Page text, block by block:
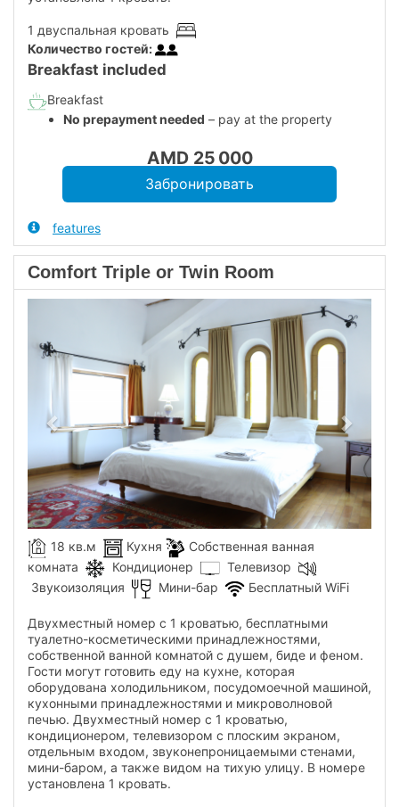
1 двуспальная кровать
Количество гостей:
Breakfast included
Breakfast
No prepayment needed – pay at the property
AMD 25 000
features
Comfort Triple or Twin Room
Previous Next
18 кв.м Кухня
Собственная ванная
комната
Кондиционер
Телевизор
Звукоизоляция
Мини-бар Бесплатный WiFi
Двухместный номер с 1 кроватью, бесплатными
туалетно-косметическими принадлежностями,
собственной ванной комнатой с душем, биде и феном.
Гости могут готовить еду на кухне, которая
оборудована холодильником, посудомоечной машиной,
кухонными принадлежностями и микроволновой
печью. Двухместный номер с 1 кроватью,
кондиционером, телевизором с плоским экраном,
отдельным входом, звуконепроницаемыми стенами,
мини-баром, а также видом на тихую улицу. В номере
установлена ​​1 кровать.